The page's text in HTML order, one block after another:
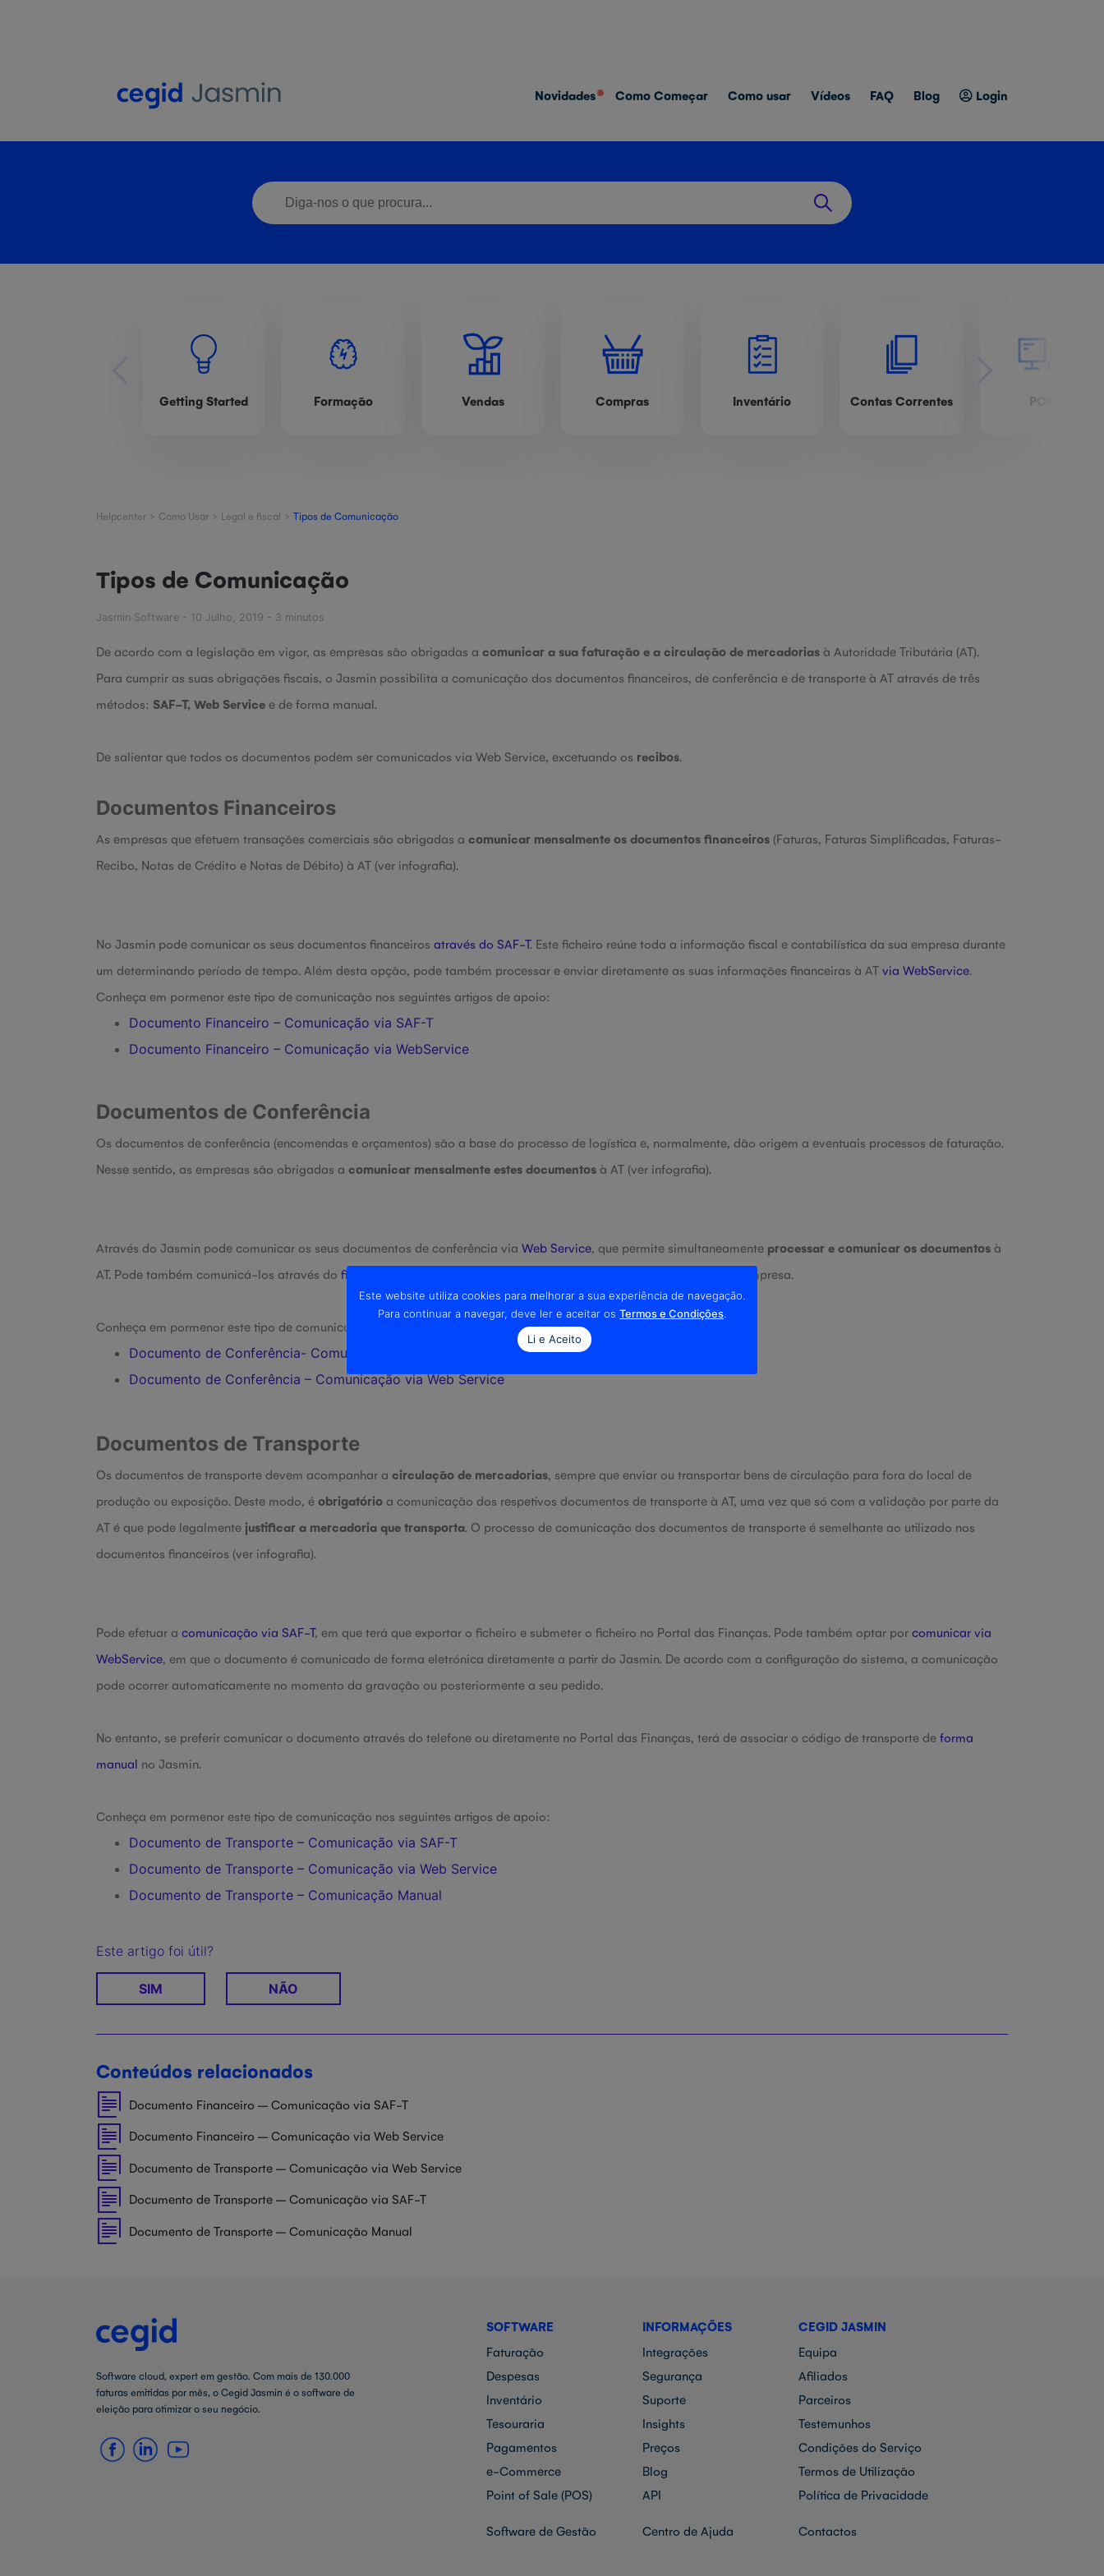
Novidades Como Começar Como usar Vídeos FAQ Blog Login
Getting Started Formação Vendas Compras Inventário Contas Correntes POS
Helpcenter > Como Usar > Legal e fiscal > Tipos de Comunicação
Tipos de Comunicação
Jasmin Software - 10 Julho, 2019 - 3 minutos
De acordo com a legislação em vigor, as empresas são obrigadas a comunicar a sua faturação e a circulação de mercadorias à Autoridade Tributária (AT).
Para cumprir as suas obrigações fiscais, o Jasmin possibilita a comunicação dos documentos financeiros, de conferência e de transporte à AT através de três
métodos: SAF-T, Web Service e de forma manual.
De salientar que todos os documentos podem ser comunicados via Web Service, excetuando os recibos.
Documentos Financeiros
As empresas que efetuem transações comerciais são obrigadas a comunicar mensalmente os documentos financeiros (Faturas, Faturas Simplificadas, Faturas-
Recibo, Notas de Crédito e Notas de Débito) à AT (ver infografia).
No Jasmin pode comunicar os seus documentos financeiros através do SAF-T. Este ficheiro reúne toda a informação fiscal e contabilística da sua empresa durante
um determinando período de tempo. Além desta opção, pode também processar e enviar diretamente as suas informações financeiras à AT via WebService.
Conheça em pormenor este tipo de comunicação nos seguintes artigos de apoio:
Documento Financeiro – Comunicação via SAF-T
Documento Financeiro – Comunicação via WebService
Documentos de Conferência
Os documentos de conferência (encomendas e orçamentos) são a base do processo de logística e, normalmente, dão origem a eventuais processos de faturação.
Nesse sentido, as empresas são obrigadas a comunicar mensalmente estes documentos à AT (ver infografia).
Através do Jasmin pode comunicar os seus documentos de conferência via Web Service, que permite simultaneamente processar e comunicar os documentos à
AT. Pode também comunicá-los através do ficheiro SAF-T, com a restante informação fiscal e contabilística da sua empresa.
Conheça em pormenor este tipo de comunicação nos seguintes artigos de apoio:
Documento de Conferência- Comunicação via SAF-T
Documento de Conferência – Comunicação via Web Service
Documentos de Transporte
Os documentos de transporte devem acompanhar a circulação de mercadorias, sempre que enviar ou transportar bens de circulação para fora do local de
produção ou exposição. Deste modo, é obrigatório a comunicação dos respetivos documentos de transporte à AT, uma vez que só com a validação por parte da
AT é que pode legalmente justificar a mercadoria que transporta. O processo de comunicação dos documentos de transporte é semelhante ao utilizado nos
documentos financeiros (ver infografia).
Pode efetuar a comunicação via SAF-T, em que terá que exportar o ficheiro e submeter o ficheiro no Portal das Finanças. Pode também optar por comunicar via
WebService, em que o documento é comunicado de forma eletrónica diretamente a partir do Jasmin. De acordo com a configuração do sistema, a comunicação
pode ocorrer automaticamente no momento da gravação ou posteriormente a seu pedido.
No entanto, se preferir comunicar o documento através do telefone ou diretamente no Portal das Finanças, terá de associar o código de transporte de forma
manual no Jasmin.
Conheça em pormenor este tipo de comunicação nos seguintes artigos de apoio:
Documento de Transporte – Comunicação via SAF-T
Documento de Transporte – Comunicação via Web Service
Documento de Transporte – Comunicação Manual
Este artigo foi útil?
SIM NÃO
Conteúdos relacionados
Documento Financeiro – Comunicação via SAF-T
Documento Financeiro – Comunicação via Web Service
Documento de Transporte – Comunicação via Web Service
Documento de Transporte – Comunicação via SAF-T
Documento de Transporte – Comunicação Manual
Software cloud, expert em gestão. Com mais de 130.000
faturas emitidas por mês, o Cegid Jasmin é o software de
eleição para otimizar o seu negócio.
SOFTWARE
Faturação
Despesas
Inventário
Tesouraria
Pagamentos
e-Commerce
Point of Sale (POS)
Software de Gestão
INFORMAÇÕES
Integrações
Segurança
Suporte
Insights
Preços
Blog
API
Centro de Ajuda
CEGID JASMIN
Equipa
Afiliados
Parceiros
Testemunhos
Condições do Serviço
Termos de Utilização
Política de Privacidade
Contactos
Este website utiliza cookies para melhorar a sua experiência de navegação.
Para continuar a navegar, deve ler e aceitar os Termos e Condições.
Li e Aceito